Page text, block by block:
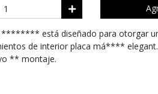
está diseñado para otorgar
de interior placa má****
** montaje.